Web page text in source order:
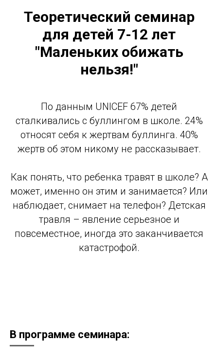
Теоретический семинар
для детей 7-12 лет
"Маленьких обижать
нельзя!"
По данным UNICEF 67% детей
сталкивались с буллингом в школе. 24%
относят себя к жертвам буллинга. 40%
жертв об этом никому не рассказывает.
Как понять, что ребенка травят в школе? А
может, именно он этим и занимается? Или
наблюдает, снимает на телефон? Детская
травля – явление серьезное и
повсеместное, иногда это заканчивается
катастрофой.
В программе семинара: